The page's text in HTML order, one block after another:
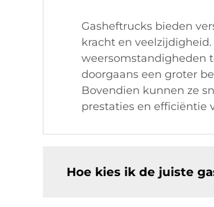
Gasheftrucks bieden
kracht en
weersomstandigheden
doorgaans een groter
Bovendien kunnen ze
prestaties en efficiëntie
Hoe kies ik de juiste